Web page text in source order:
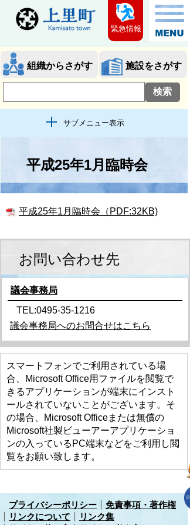
組織からさがす 施設をさがす
サブメニュー表示
緊急情報
平成25年1月臨時会
平成25年1月臨時会（PDF:32KB)
お問い合わせ先
議会事務局
TEL:0495-35-1216
議会事務局へのお問合せはこちら
スマートフォンでご利用されている場
合、Microsoft Office用ファイルを閲覧で
きるアプリケーションが端末にインスト
ールされていないことがございます。そ
の場合、Microsoft Officeまたは無償の
Microsoft社製ビューアーアプリケーショ
ンの入っているPC端末などをご利用し閲
覧をお願い致します。
プライバシーポリシー
免責事項・著作権
リンクについて
リンク集